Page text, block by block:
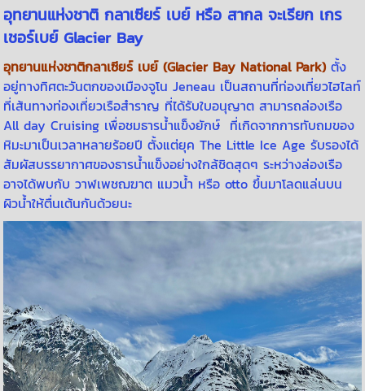
อุทยานแห่งชาติ กลาเซียร์ เบย์ หรือ สากล จะเรียก เกร
เชอร์เบย์ Glacier Bay
อุทยานแห่งชาติกลาเซียร์ เบย์ (Glacier Bay National Park)ตั้ง
อยู่ทางทิศตะวันตกของเมืองจูโน Jeneau เป็นสถานที่ท่องเที่ยวไฮไลท์
ที่เส้นทางท่องเที่ยวเรือสำราญ ที่ได้รับใบอนุญาต สามารถล่องเรือ
All day Cruising เพื่อชมธารน้ำแข็งยักษ์ ที่เกิดจากการทับถมของ
หิมะมาเป็นเวลาหลายร้อยปี ตั้งแต่ยุค The Little Ice Age รับรองได้
สัมผัสบรรยากาศของธารน้ำแข็งอย่างใกล้ชิดสุดๆ ระหว่างล่องเรือ
อาจได้พบกับ วาฬเพชฌฆาต แมวน้ำ หรือ otto ขึ้นมาโลดแล่นบน
ผิวน้ำให้ตื่นเต้นกันด้วยนะ